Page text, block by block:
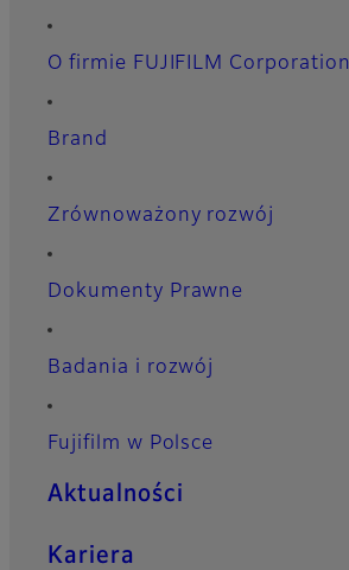
O firmie FUJIFILM Corporation
Brand
Zrównoważony rozwój
Dokumenty Prawne
Badania i rozwój
Fujifilm w Polsce
Aktualności
Kariera